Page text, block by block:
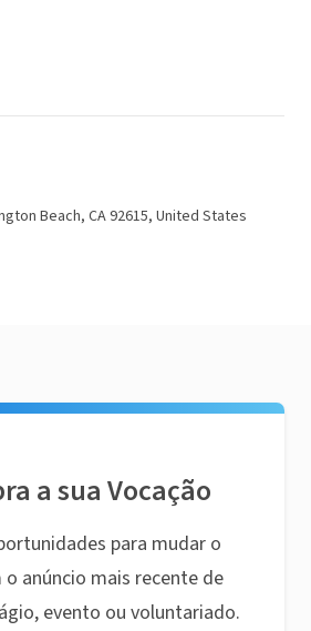
Beach, CA 92615, United States
a sua Vocação
para mudar o
anúncio mais recente de
evento ou voluntariado.